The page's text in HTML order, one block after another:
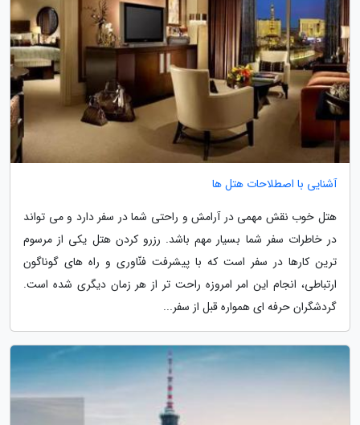
آشنایی با اصطلاحات هتل ها
هتل خوب نقش مهمی در آرامش و راحتی شما در سفر دارد و می تواند
در خاطرات سفر شما بسیار مهم باشد. رزرو کردن هتل یکی از مرسوم
ترین کارها در سفر است که با پیشرفت فنّاوری و راه های گوناگون
ارتباطی، انجام این امر امروزه راحت تر از هر زمان دیگری شده است.
گردشگران حرفه ای همواره قبل از سفر...